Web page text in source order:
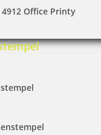
Office Printy